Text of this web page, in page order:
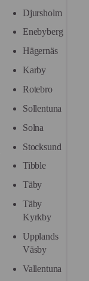
Djursholm
Enebyberg
Hägernäs
Karby
Rotebro
Sollentuna
Solna
Stocksund
Tibble
Täby
Täby
Kyrkby
Upplands
Väsby
Vallentuna